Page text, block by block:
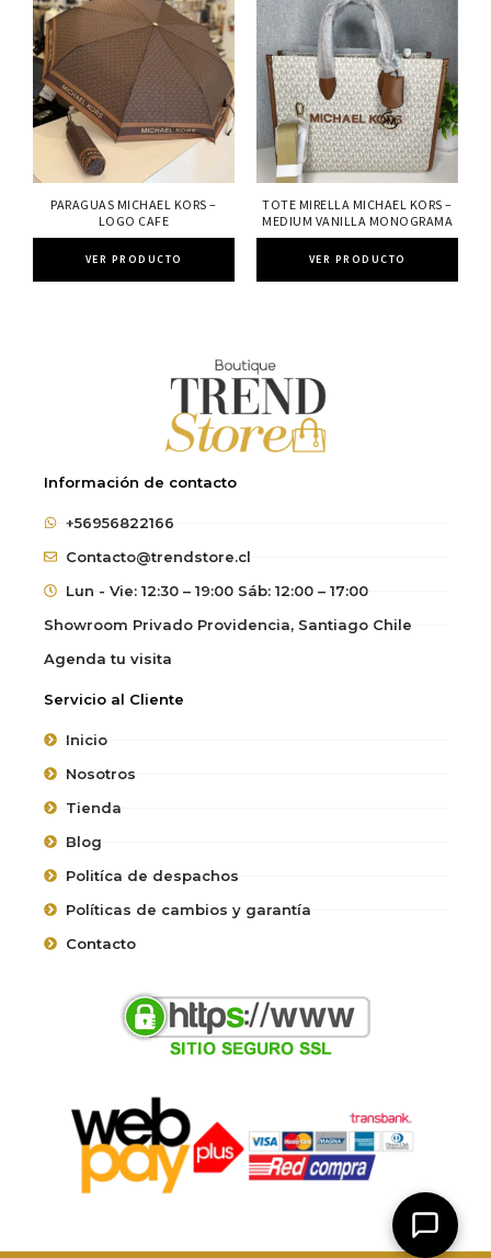
PARAGUAS MICHAEL KORS –
LOGO CAFE
VER PRODUCTO
TOTE MIRELLA MICHAEL KORS –
MEDIUM VANILLA MONOGRAMA
VER PRODUCTO
Información de contacto
+56956822166
Contacto@trendstore.cl
Lun - Vie: 12:30 – 19:00 Sáb: 12:00 – 17:00
Showroom Privado Providencia, Santiago Chile
Agenda tu visita
Servicio al Cliente
Inicio
Nosotros
Tienda
Blog
Politíca de despachos
Políticas de cambios y garantía
Contacto